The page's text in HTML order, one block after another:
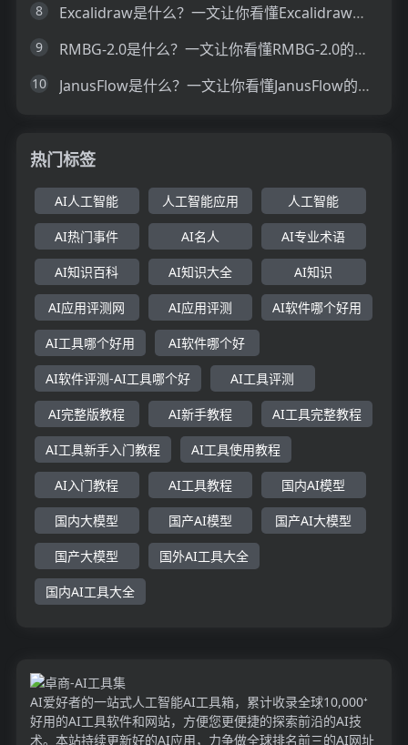
8 Excalidraw是什么？一文让你看懂Excalidraw的技术原理、主要功能、应用场景
9 RMBG-2.0是什么？一文让你看懂RMBG-2.0的技术原理、主要功能、应用场景
10 JanusFlow是什么？一文让你看懂JanusFlow的技术原理、主要功能、应用场景
热门标签
AI人工智能 人工智能应用 人工智能
AI热门事件 AI名人 AI专业术语
AI知识百科 AI知识大全 AI知识
AI应用评测网 AI应用评测 AI软件哪个好用
AI工具哪个好用 AI软件哪个好
AI软件评测-AI工具哪个好 AI工具评测
AI完整版教程 AI新手教程 AI工具完整教程
AI工具新手入门教程 AI工具使用教程
AI入门教程 AI工具教程 国内AI模型
国内大模型 国产AI模型 国产AI大模型
国产大模型 国外AI工具大全
国内AI工具大全
AI爱好者的一站式人工智能AI工具箱，累计收录全球10,000⁺
好用的AI工具软件和网站，方便您更便捷的探索前沿的AI技
术。本站持续更新好的AI应用，力争做全球排名前三的AI网址